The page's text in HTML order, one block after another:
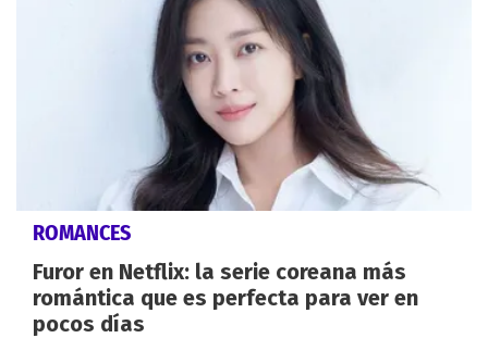
ROMANCES
Furor en Netflix: la serie coreana más
romántica que es perfecta para ver en
pocos días